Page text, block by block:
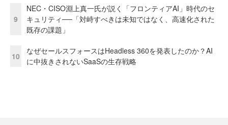
9
NEC・CISO淵上真一氏が説く「フロンティアAI」時代のセ
キュリティ──「対峙すべきは未知ではなく、高速化された
既存の課題」
10
なぜセールスフォースはHeadless 360を発表したのか？AI
に中抜きされないSaaSの生存戦略